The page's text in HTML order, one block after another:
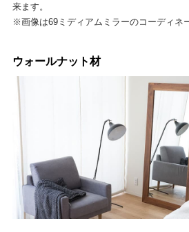
来ます。
※画像は69ミディアムミラーのコーディネ
ウォールナット材